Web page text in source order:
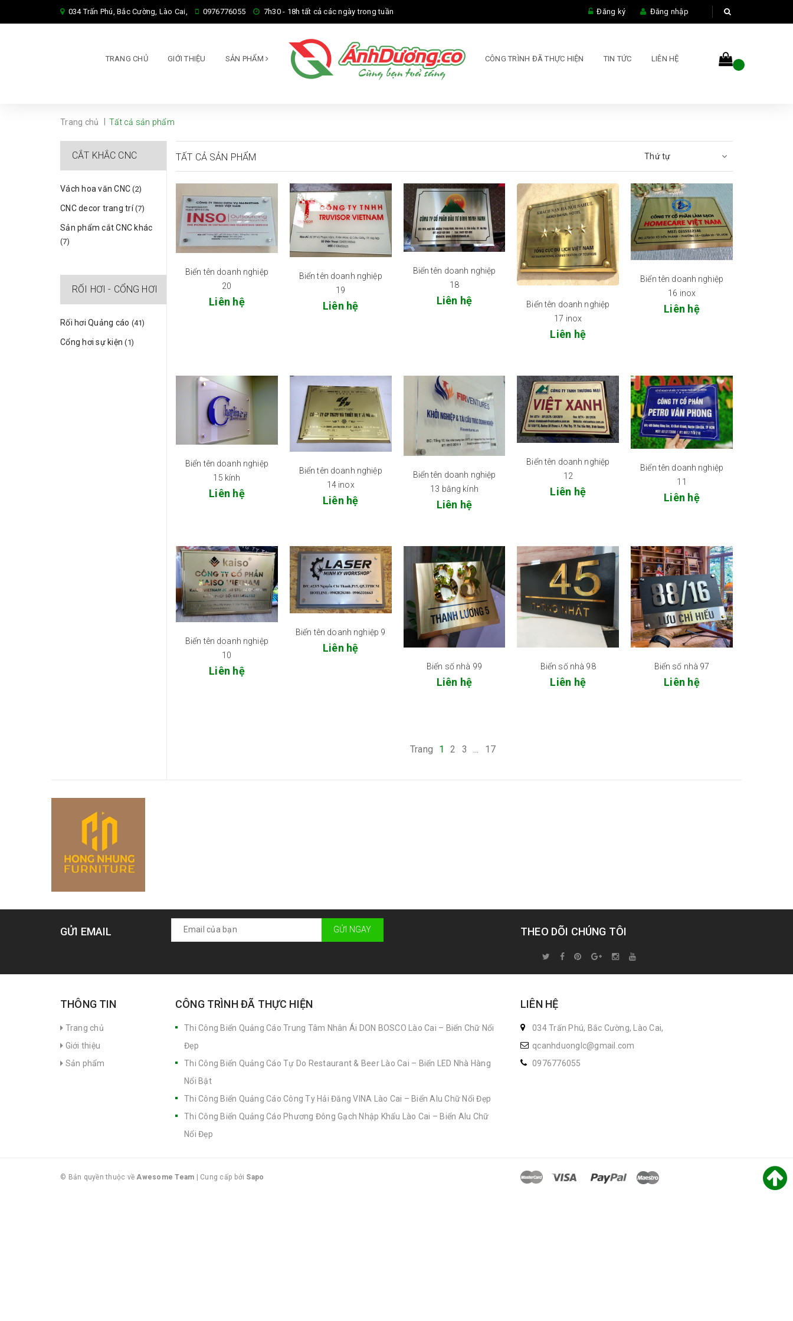
034 Trấn Phú, Bắc Cường, Lào Cai, 0976776055 7h30 - 18h tất cả các ngày trong tuần Đăng ký Đăng nhập
TRANG CHỦ GIỚI THIỆU SẢN PHẨM CÔNG TRÌNH ĐÃ THỰC HIỆN TIN TỨC LIÊN HỆ
Trang chủ Tất cả sản phẩm
TẤT CẢ SẢN PHẨM Thứ tự
Biển tên doanh nghiệp
20
Liên hệ
Biển tên doanh nghiệp
19
Liên hệ
Biển tên doanh nghiệp
18
Liên hệ
Biển tên doanh nghiệp
17 inox
Liên hệ
Biển tên doanh nghiệp
16 inox
Liên hệ
Biển tên doanh nghiệp
15 kính
Liên hệ
Biển tên doanh nghiệp
14 inox
Liên hệ
Biển tên doanh nghiệp
13 bằng kính
Liên hệ
Biển tên doanh nghiệp
12
Liên hệ
Biển tên doanh nghiệp
11
Liên hệ
Biển tên doanh nghiệp
10
Liên hệ
Biển tên doanh nghiệp 9
Liên hệ
Biển số nhà 99
Liên hệ
Biển số nhà 98
Liên hệ
Biển số nhà 97
Liên hệ
Trang 1 2 3 ... 17
CẮT KHẮC CNC
Vách hoa văn CNC(2)
CNC decor trang trí(7)
Sản phẩm cắt CNC khác
(7)
RỐI HƠI - CỔNG HƠI
Rối hơi Quảng cáo (41)
Cổng hơi sự kiện(1)
GỬI EMAIL GỬI NGAY THEO DÕI CHÚNG TÔI
THÔNG TIN
Trang chủ
Giới thiệu
Sản phẩm
CÔNG TRÌNH ĐÃ THỰC HIỆN
Thi Công Biển Quảng Cáo Trung Tâm Nhân Ái DON BOSCO Lào Cai – Biển Chữ Nổi
Đẹp
Thi Công Biển Quảng Cáo Tự Do Restaurant & Beer Lào Cai – Biển LED Nhà Hàng
Nổi Bật
Thi Công Biển Quảng Cáo Công Ty Hải Đăng VINA Lào Cai – Biển Alu Chữ Nổi Đẹp
Thi Công Biển Quảng Cáo Phương Đông Gạch Nhập Khẩu Lào Cai – Biển Alu Chữ
Nổi Đẹp
LIÊN HỆ
034 Trấn Phú, Bắc Cường, Lào Cai,
qcanhduonglc@gmail.com
0976776055
© Bản quyền thuộc vềAwesome Team | Cung cấp bởi Sapo